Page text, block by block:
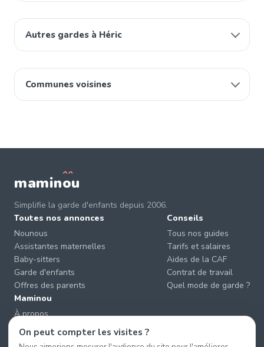
Autres gardes à Héric
Communes voisines
maminou
Simplifie la garde d'enfants depuis 2006.
Toutes nos annonces
Nounous
Assistantes maternelles
Baby-sitters
Garde d'enfants
Offres des parents
Conseils
Tous nos guides
Tarifs et salaires
Aides de la CAF
Contrat de travail
Quel mode de garde ?
Maminou
À propos
Nous contacter
Éviter les arnaques
On peut compter les visites ?